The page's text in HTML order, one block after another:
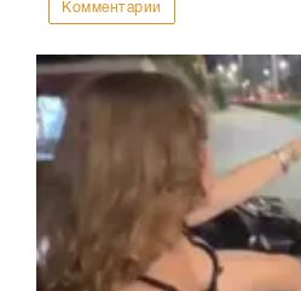
Комментарии